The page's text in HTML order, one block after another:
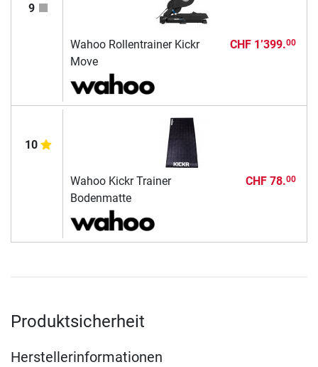
9
Wahoo Rollentrainer Kickr
Move
CHF 1’399.00
10
Wahoo Kickr Trainer
Bodenmatte
CHF 78.00
Produktsicherheit
Herstellerinformationen